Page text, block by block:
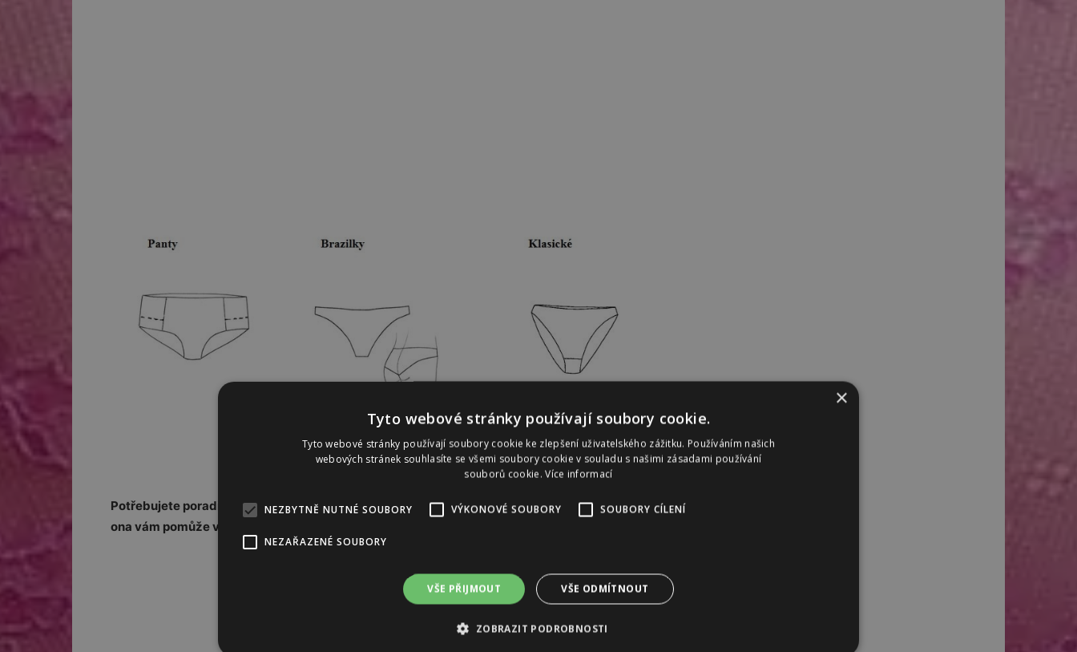
Potřebujete poradit například s výběrem vhodného prádla? Napište paní Žanetě svůj dotaz a
ona vám pomůže váš problém vyřešit.
×
Tyto webové stránky používají soubory cookie.
Tyto webové stránky používají soubory cookie ke zlepšení uživatelského zážitku. Používáním našich
webových stránek souhlasíte se všemi soubory cookie v souladu s našimi zásadami používání
souborů cookie.Více informací
NEZBYTNĚ NUTNÉ SOUBORY VÝKONOVÉ SOUBORY SOUBORY CÍLENÍ
NEZAŘAZENÉ SOUBORY
VŠE PŘIJMOUT VŠE ODMÍTNOUT
ZOBRAZIT PODROBNOSTI